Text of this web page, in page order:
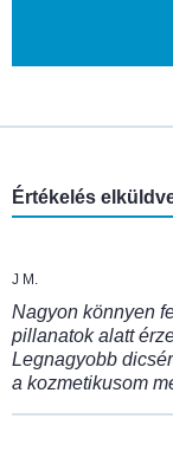
Értékelés
J M.
Nagyon könnyen
pillanatok alatt
Legnagyobb
a kozmetikusom